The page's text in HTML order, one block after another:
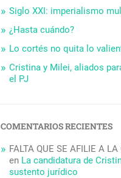
Siglo XXI: imperialismo
¿Hasta cuándo?
Lo cortés no quita lo
Cristina y Milei, aliados
el PJ
COMENTARIOS RECIENTES
FALTA QUE SE AFILIE A
en La candidatura de
sustento jurídico